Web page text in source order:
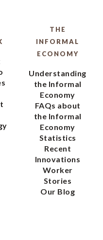
THE
INFORMAL
ECONOMY
Understanding
the Informal
Economy
FAQs about
the Informal
Economy
Statistics
Recent
Innovations
Worker
Stories
Our Blog